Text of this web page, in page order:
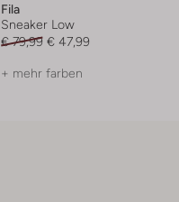
Fila
Sneaker Low
€ 79,99 € 47,99
+ mehr farben